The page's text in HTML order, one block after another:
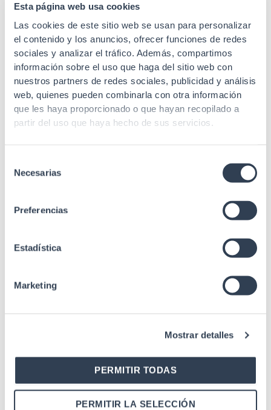
Esta página web usa cookies
Las cookies de este sitio web se usan para personalizar
el contenido y los anuncios, ofrecer funciones de redes
sociales y analizar el tráfico. Además, compartimos
información sobre el uso que haga del sitio web con
nuestros partners de redes sociales, publicidad y análisis
web, quienes pueden combinarla con otra información
que les haya proporcionado o que hayan recopilado a
partir del uso que haya hecho de sus servicios.
Necesarias
Preferencias
Estadística
Marketing
Mostrar detalles
PERMITIR TODAS
PERMITIR LA SELECCIÓN
Formato
conector
IDC
Tipo de cable Rígido
Apantallado No (UTP)
Durabilidad 750 conexiones
Sección
contacto
Material IDC Policarbonato